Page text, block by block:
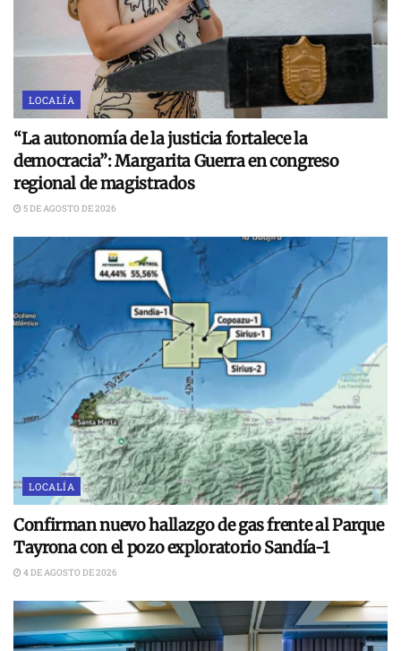
LOCALÍA
“La autonomía de la justicia fortalece la
democracia”: Margarita Guerra en congreso
regional de magistrados
5 DE AGOSTO DE 2026
LOCALÍA
Confirman nuevo hallazgo de gas frente al Parque
Tayrona con el pozo exploratorio Sandía-1
4 DE AGOSTO DE 2026